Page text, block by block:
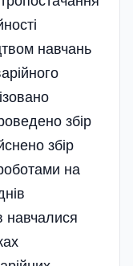
навчань
збір
збір
на
навчалися